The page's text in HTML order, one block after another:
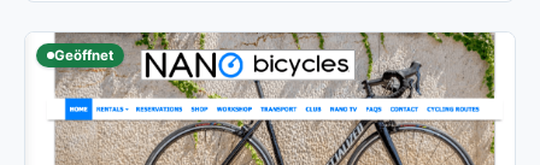
Geöffnet